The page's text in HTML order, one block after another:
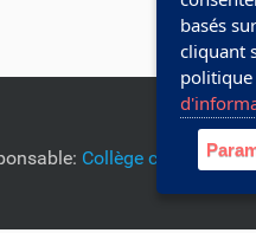
Collège communal
basés
cliquant
politique